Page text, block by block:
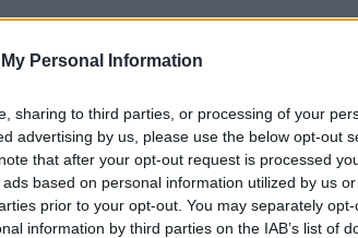
Personal Information
sharing to third parties, or processing of your
advertising by us, please use the below opt-out
that after your opt-out request is processed
based on personal information utilized by us
prior to your opt-out. You may separately
information by third parties on the IAB’s list of
10 svar
för 2 timmar
Senaste
Huggern goes big
with 427 ZL-1!
Senaste inlägget av
minuter sedaniProjekt